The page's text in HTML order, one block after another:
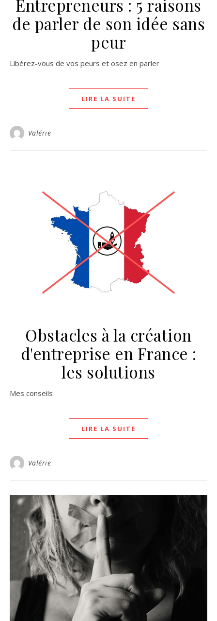
Entrepreneurs : 5 raisons
de parler de son idée sans
peur
Libérez-vous de vos peurs et osez en parler
LIRE LA SUITE
Valérie
Obstacles à la création
d'entreprise en France :
les solutions
Mes conseils
LIRE LA SUITE
Valérie